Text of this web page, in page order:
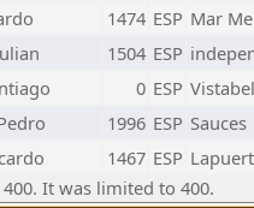
1474 ESP Mar
1504 ESP
0 ESP
1996 ESP Sauces
1467 ESP
It was limited to 400.